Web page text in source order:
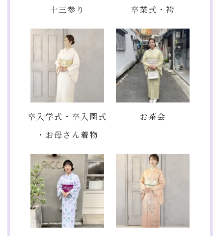
十三参り 卒業式・袴
卒入学式・卒入園式
・お母さん着物
お茶会